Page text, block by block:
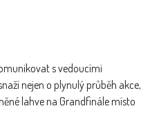
s vedoucími
nejen o plynulý průběh akce,
lahve na Grandfinále místo